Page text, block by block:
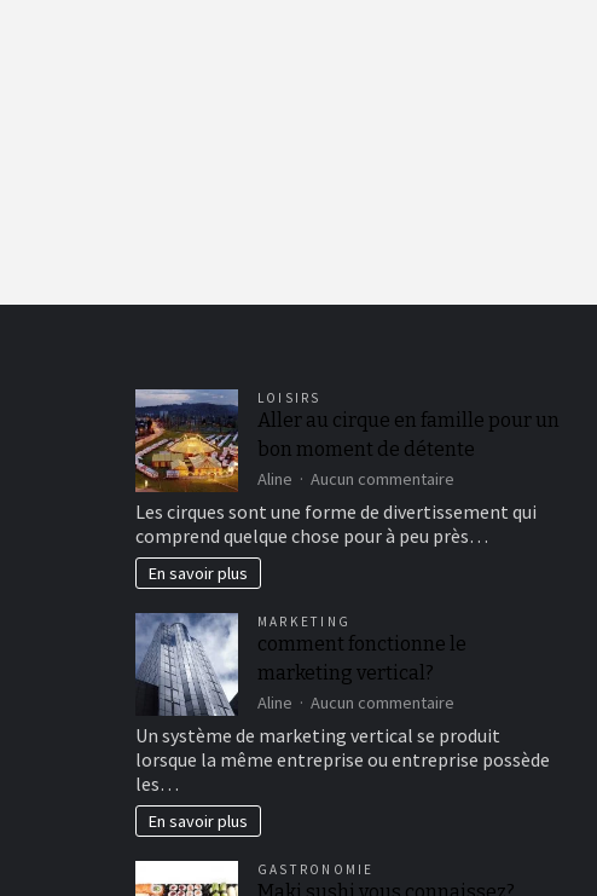
LOISIRS
Aller au cirque en famille pour un
bon moment de détente
Aline Aucun commentaire
au
cirque
bon
Les cirques sont une forme de divertissement qui
comprend quelque chose pour à peu près…
En savoir plus
MARKETING
comment fonctionne le
marketing vertical?
Aline Aucun commentaire
fonctionne
le
Un système de marketing vertical se produit
lorsque la même entreprise ou entreprise possède
les…
En savoir plus
GASTRONOMIE